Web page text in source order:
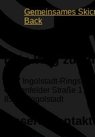
Gemeinsames
Back
Dein Weg zu
ESV Ingolstadt-Ringsee
Geisenfelder Straße 1
85053 Ingolstadt
Unsere